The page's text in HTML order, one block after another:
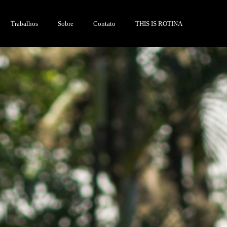
Trabalhos Sobre Contato THIS IS ROTINA